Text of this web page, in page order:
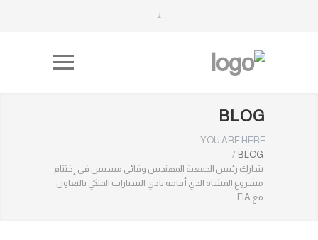
BLOG
YOU ARE HERE:
BLOG
/
شارك رئيس الجمعية المهندس وفائي مسيس في إختتام
مشروع المشاة الذي أقامه نادي السيارات الملكي بالتعاون
مع FIA